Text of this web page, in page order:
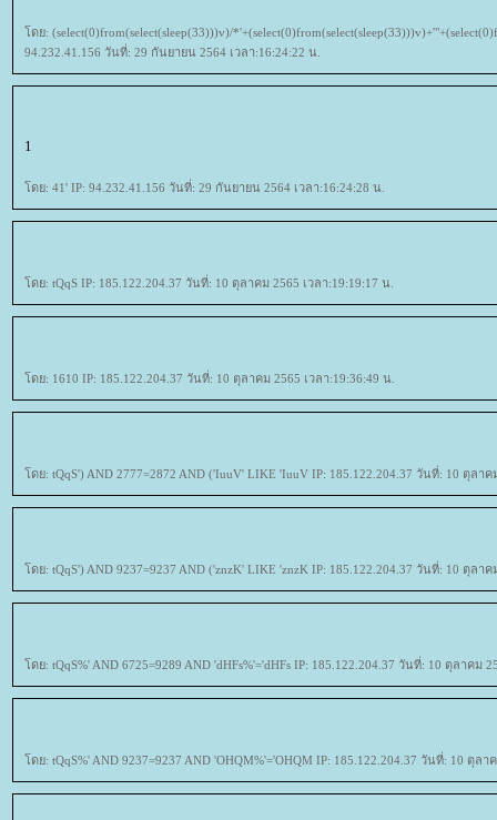
ดย: (select(0)from(select(sleep(33)))v)/
94.232.41.156 วันที่: 29 กันยายน 2564 เวลา:16:24:22 น.
1
ดย: 41' IP: 94.232.41.156 วันที่: 29 กันยายน 2564 เวลา:16:24:28 น.
ดย: tQqS IP: 185.122.204.37 วันที่: 10 ตุลาคม 2565 เวลา:19:19:17 น.
ดย: 1610 IP: 185.122.204.37 วันที่: 10 ตุลาคม 2565 เวลา:19:36:49 น.
ดย: tQqS') AND 2777=2872 AND ('IuuV' LIKE 'IuuV IP: 185.122.204.37 วันที่: 10 ตุลาค
ดย: tQqS') AND 9237=9237 AND ('znzK' LIKE 'znzK IP: 185.122.204.37 วันที่: 10 ตุลาค
ดย: tQqS%' AND 6725=9289 AND 'dHFs%'='dHFs IP: 185.122.204.37 วันที่: 10 ตุลาคม
ดย: tQqS%' AND 9237=9237 AND 'OHQM%'='OHQM IP: 185.122.204.37 วันที่: 10 ตุลา